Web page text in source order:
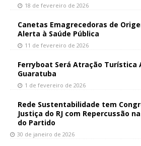
18 de fevereiro de 2026
Canetas Emagrecedoras de
Alerta à Saúde Pública
11 de fevereiro de 2026
Ferryboat Será Atração Turística
Guaratuba
1 de fevereiro de 2026
Rede Sustentabilidade tem
Justiça do RJ com Repercussão
do Partido
30 de janeiro de 2026